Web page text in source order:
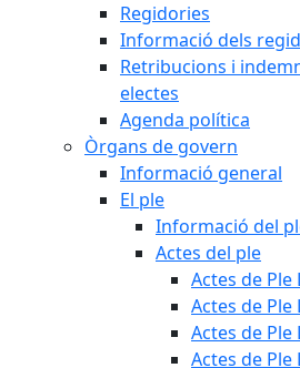
Regidories
Informació dels
Retribucions i
electes
Agenda política
Òrgans de govern
Informació general
El ple
Informació del
Actes del ple
Actes de
Actes de Ple
Actes de Ple
Actes de Ple